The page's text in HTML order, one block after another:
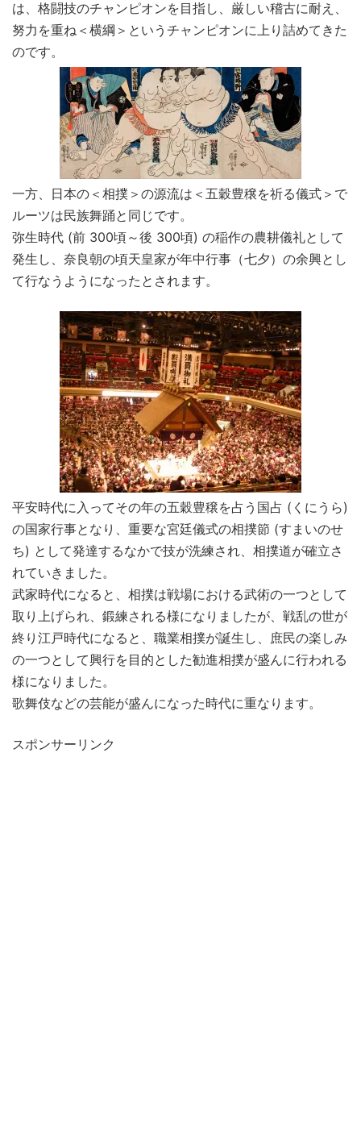
は、格闘技のチャンピオンを目指し、厳しい稽古に耐え、
努力を重ね＜横綱＞というチャンピオンに上り詰めてきた
のです。
一方、日本の＜相撲＞の源流は＜五穀豊穣を祈る儀式＞で
ルーツは民族舞踊と同じです。
弥生時代 (前 300頃～後 300頃) の稲作の農耕儀礼として
発生し、奈良朝の頃天皇家が年中行事（七夕）の余興とし
て行なうようになったとされます。
平安時代に入ってその年の五穀豊穣を占う国占 (くにうら)
の国家行事となり、重要な宮廷儀式の相撲節 (すまいのせ
ち) として発達するなかで技が洗練され、相撲道が確立さ
れていきました。
武家時代になると、相撲は戦場における武術の一つとして
取り上げられ、鍛練される様になりましたが、戦乱の世が
終り江戸時代になると、職業相撲が誕生し、庶民の楽しみ
の一つとして興行を目的とした勧進相撲が盛んに行われる
様になりました。
歌舞伎などの芸能が盛んになった時代に重なります。
スポンサーリンク